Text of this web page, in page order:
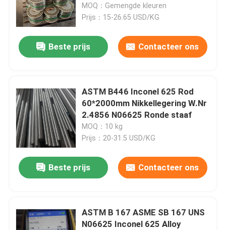
Producten
Video's
Over ons
Kwaliteitscontrole
welding Incoloy draad
MOQ：Gemengde kleuren
Prijs：15-26.65 USD/KG
Beste prijs Contacteer ons
ASTM B446 Inconel 625 Rod
60*2000mm Nikkellegering W.Nr
2.4856 N06625 Ronde staaf
MOQ：10 kg
Prijs：20-31.5 USD/KG
Beste prijs Contacteer ons
ASTM B 167 ASME SB 167 UNS
N06625 Inconel 625 Alloy